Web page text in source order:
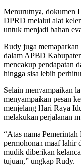
Menurutnya, dokumen
DPRD melalui alat
untuk menjadi bahan
Rudy juga memaparkan
dalam APBD
mencakup pendapatan
hingga sisa lebih
Selain menyampaikan
menyampaikan pesan
menjelang Hari Raya
melakukan perjalanan
“Atas nama
permohonan maaf lahir
mudik diberikan
tujuan,” ungkap Rudy.